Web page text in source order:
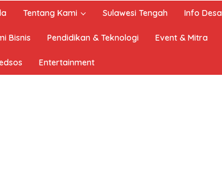
Tentang Kami Sulawesi Tengah Info Desa
Bisnis Pendidikan & Teknologi Event & Mitra
Entertainment